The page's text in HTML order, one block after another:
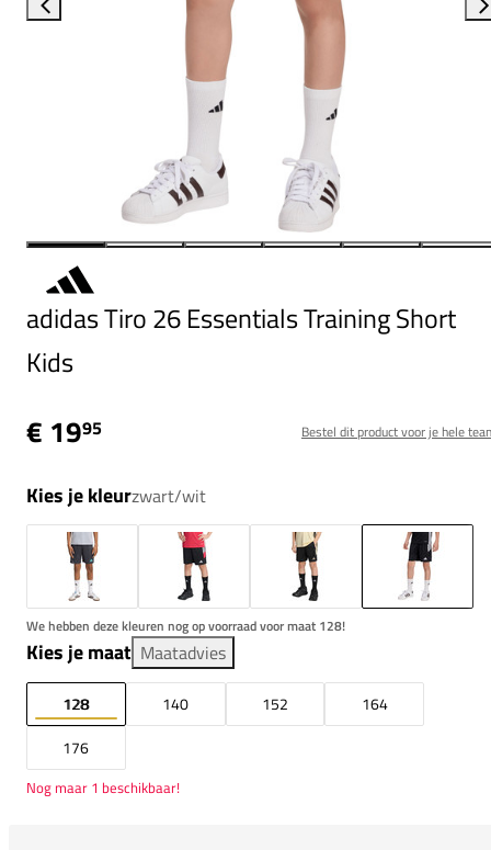
adidas Tiro 26 Essentials Training Short
Kids
€ 1995 Bestel dit product voor je hele
Kies je kleurzwart/wit
We hebben deze kleuren nog op voorraad voor maat 128!
Kies je maat Maatadvies
128 140 152
164
176
Nog maar 1 beschikbaar!